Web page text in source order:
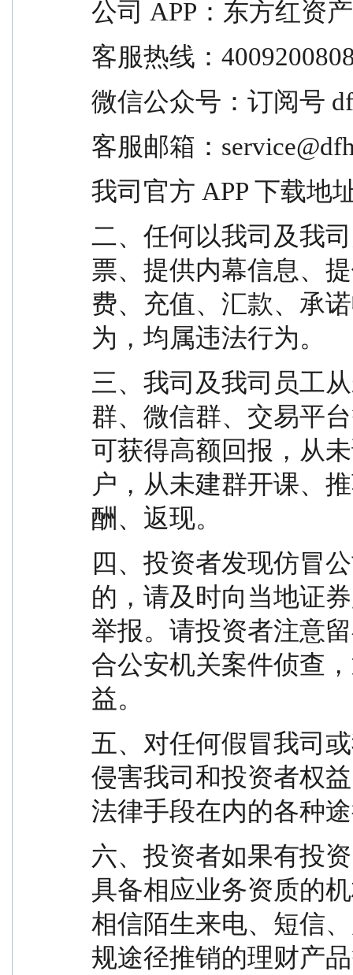
公司 APP：东方红资
客服热线：
微信公众号：订阅号
客服邮箱：
我司官方 APP 下载地
二、任何以我司及我
票、提供内幕信息、
费、充值、汇款、承
为，均属违法行为。
三、我司及我司员工
群、微信群、交易平
可获得高额回报，从
户，从未建群开课、
酬、返现。
四、投资者发现仿冒
的，请及时向当地证
举报。请投资者注意
合公安机关案件侦查
益。
五、对任何假冒我司
侵害我司和投资者权
法律手段在内的各种
六、投资者如果有投
具备相应业务资质的
相信陌生来电、短信
规途径推销的理财产